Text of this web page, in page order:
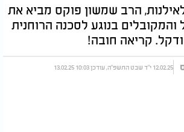
הרב שמשון פוקס מביא את
והמקובלים בנוגע לסכנה הרוחנית
קריאה חובה!
12.02.25 י"ד שבט התשפ"ה, עודכן 10:03 13.02.25